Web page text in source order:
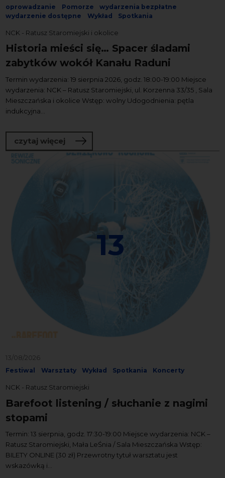
oprowadzanie Pomorze
wydarzenia bezpłatne
wydarzenie dostępne
Wykład Spotkania
NCK - Ratusz Staromiejski i okolice
Historia mieści się… Spacer śladami
zabytków wokół Kanału Raduni
Termin wydarzenia: 19 sierpnia 2026, godz. 18:00-19:00 Miejsce
wydarzenia: NCK – Ratusz Staromiejski, ul. Korzenna 33/35 , Sala
Mieszczańska i okolice Wstęp: wolny Udogodnienia: pętla
indukcyjna...
czytaj więcej o Historia mieści się… Spacer śladami
13
13/08/2026
Festiwal Warsztaty Wykład Spotkania Koncerty
NCK - Ratusz Staromiejski
Barefoot listening / słuchanie z nagimi
stopami
Termin: 13 sierpnia, godz. 17:30-19:00 Miejsce wydarzenia: NCK –
Ratusz Staromiejski, Mała LeŚnia / Sala Mieszczańska Wstęp:
BILETY ONLINE (30 zł) Przewrotny tytuł warsztatu jest
wskazówką i...